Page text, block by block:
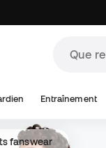
Entraînement
fanswear